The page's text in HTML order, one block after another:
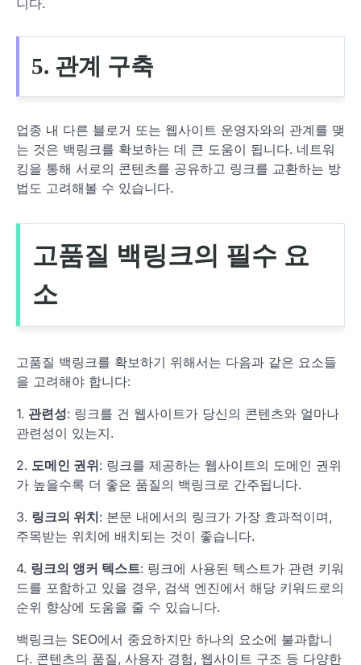
5. 관계 구축
업종 내 다른 블로거 또는 웹사이트 운영자와의 관계를 맺
는 것은 백링크를 확보하는 데 큰 도움이 됩니다. 네트워
킹을 통해 서로의 콘텐츠를 공유하고 링크를 교환하는 방
법도 고려해볼 수 있습니다.
고품질 백링크의 필수 요
소
고품질 백링크를 확보하기 위해서는 다음과 같은 요소들
을 고려해야 합니다:
1. 관련성: 링크를 건 웹사이트가 당신의 콘텐츠와 얼마나
관련성이 있는지.
2. 도메인 권위: 링크를 제공하는 웹사이트의 도메인 권위
가 높을수록 더 좋은 품질의 백링크로 간주됩니다.
3. 링크의 위치: 본문 내에서의 링크가 가장 효과적이며,
주목받는 위치에 배치되는 것이 좋습니다.
4. 링크의 앵커 텍스트: 링크에 사용된 텍스트가 관련 키워
드를 포함하고 있을 경우, 검색 엔진에서 해당 키워드로의
순위 향상에 도움을 줄 수 있습니다.
백링크는 SEO에서 중요하지만 하나의 요소에 불과합니
다. 콘텐츠의 품질, 사용자 경험, 웹사이트 구조 등 다양한